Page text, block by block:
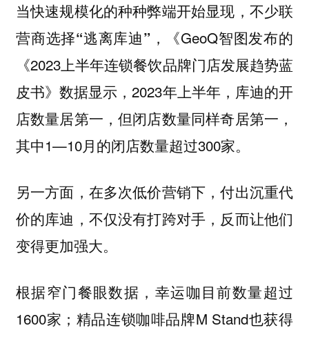
当快速规模化的种种弊端开始显现，不少联
营商选择“逃离库迪”，
《GeoQ智图发布的
《2023上半年连锁餐饮品牌门店发展趋势蓝
皮书》数据显示，2023年上半年，库迪的开
店数量居第一，但闭店数量同样奇居第一，
其中1—10月的闭店数量超过300家。
另一方面，在多次低价营销下，付出沉重代
价的库迪，不仅没有打跨对手，反而让他们
变得更加强大。
根据窄门餐眼数据，幸运咖目前数量超过
1600家；精品连锁咖啡品牌M Stand也获得